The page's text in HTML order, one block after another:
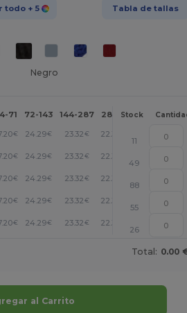
todo + 5 Tabla de tallas
Negro
71 72-143 144-287 288 + Más
Stock
€ 24.29€ 23.32€ 22.35 +
11
€ 24.29€ 23.32€ 22.35 +
49
€ 24.29€ 23.32€ 22.35 +
88
€ 24.29€ 23.32€ 22.35 +
55
€ 24.29€ 23.32€ 22.35 +
26
Total: 0.00
al Carrito